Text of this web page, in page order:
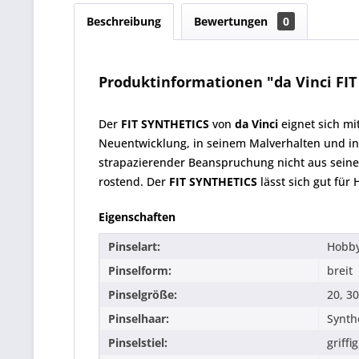
Beschreibung Bewertungen 0
Produktinformationen "da Vinci
Der FIT SYNTHETICS von da Vinci eignet sich
Neuentwicklung, in seinem Malverhalten und
strapazierender Beanspruchung nicht aus
rostend. Der FIT SYNTHETICS lässt sich gut für
Eigenschaften
Pinselart:
Pinselform:
breit
Pinselgröße:
20,
Pinselhaar:
Pinselstiel: